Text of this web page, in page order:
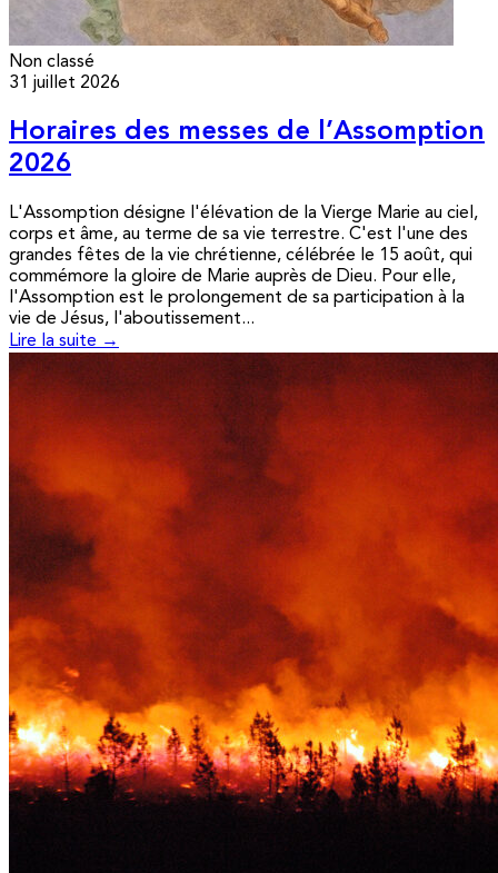
Non classé
31 juillet 2026
Horaires des messes de l’Assomption
2026
L'Assomption désigne l'élévation de la Vierge Marie au ciel,
corps et âme, au terme de sa vie terrestre. C'est l'une des
grandes fêtes de la vie chrétienne, célébrée le 15 août, qui
commémore la gloire de Marie auprès de Dieu. Pour elle,
l'Assomption est le prolongement de sa participation à la
vie de Jésus, l'aboutissement...
Lire la suite →